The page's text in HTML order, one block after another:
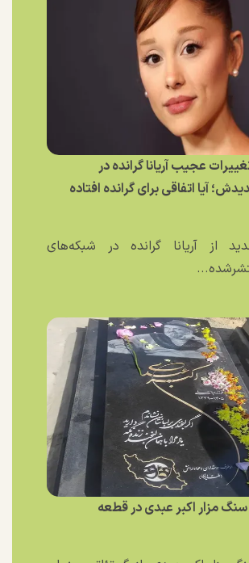
عجیب آریانا گرانده در
آیا اتفاقی برای گرانده افتاده
از آریانا گرانده در شبکه‌های
مزار اکبر عبدی در قطعه